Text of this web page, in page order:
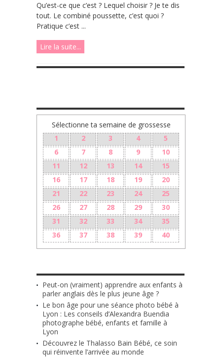
Qu’est-ce que c’est ? Lequel choisir ? Je te dis
tout. Le combiné poussette, c’est quoi ?
Pratique c’est ...
Lire la suite...
Sélectionne ta semaine de grossesse
1
2 3 4
5
6
7 8 9
10
11
12 13 14
15
16
17 18 19
20
21
22 23 24
25
26
27 28 29
30
31
32 33 34
35
36
37 38 39 40
Peut-on (vraiment) apprendre aux enfants à
parler anglais dès le plus jeune âge ?
Le bon âge pour une séance photo bébé à
Lyon : Les conseils d’Alexandra Buendia
photographe bébé, enfants et famille à
Lyon
Découvrez le Thalasso Bain Bébé, ce soin
qui réinvente l’arrivée au monde